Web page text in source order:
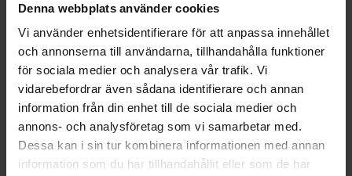
Denna webbplats använder cookies
Vi använder enhetsidentifierare för att anpassa innehållet
och annonserna till användarna, tillhandahålla funktioner
för sociala medier och analysera vår trafik. Vi
vidarebefordrar även sådana identifierare och annan
information från din enhet till de sociala medier och
annons- och analysföretag som vi samarbetar med.
Dessa kan i sin tur kombinera informationen med annan
information som du har tillhandahållit eller som de har
Bli den första att lämna ett omdöme.
Populära produkter